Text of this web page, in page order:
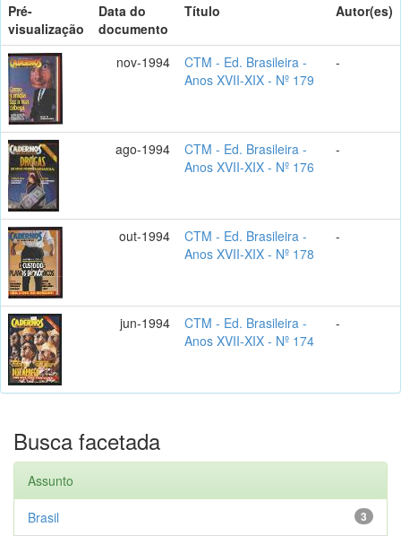
Pré-
visualização
Data do
documento
Título Autor(es)
nov-1994
CTM - Ed. Brasileira -
Anos XVII-XIX - Nº 179
-
ago-1994
CTM - Ed. Brasileira -
Anos XVII-XIX - Nº 176
-
out-1994
CTM - Ed. Brasileira -
Anos XVII-XIX - Nº 178
-
jun-1994
CTM - Ed. Brasileira -
Anos XVII-XIX - Nº 174
-
Busca facetada
Assunto
3
Brasil